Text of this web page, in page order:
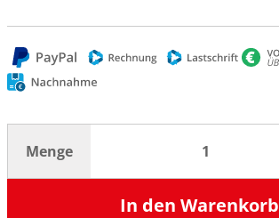
Menge
In den Warenkorb